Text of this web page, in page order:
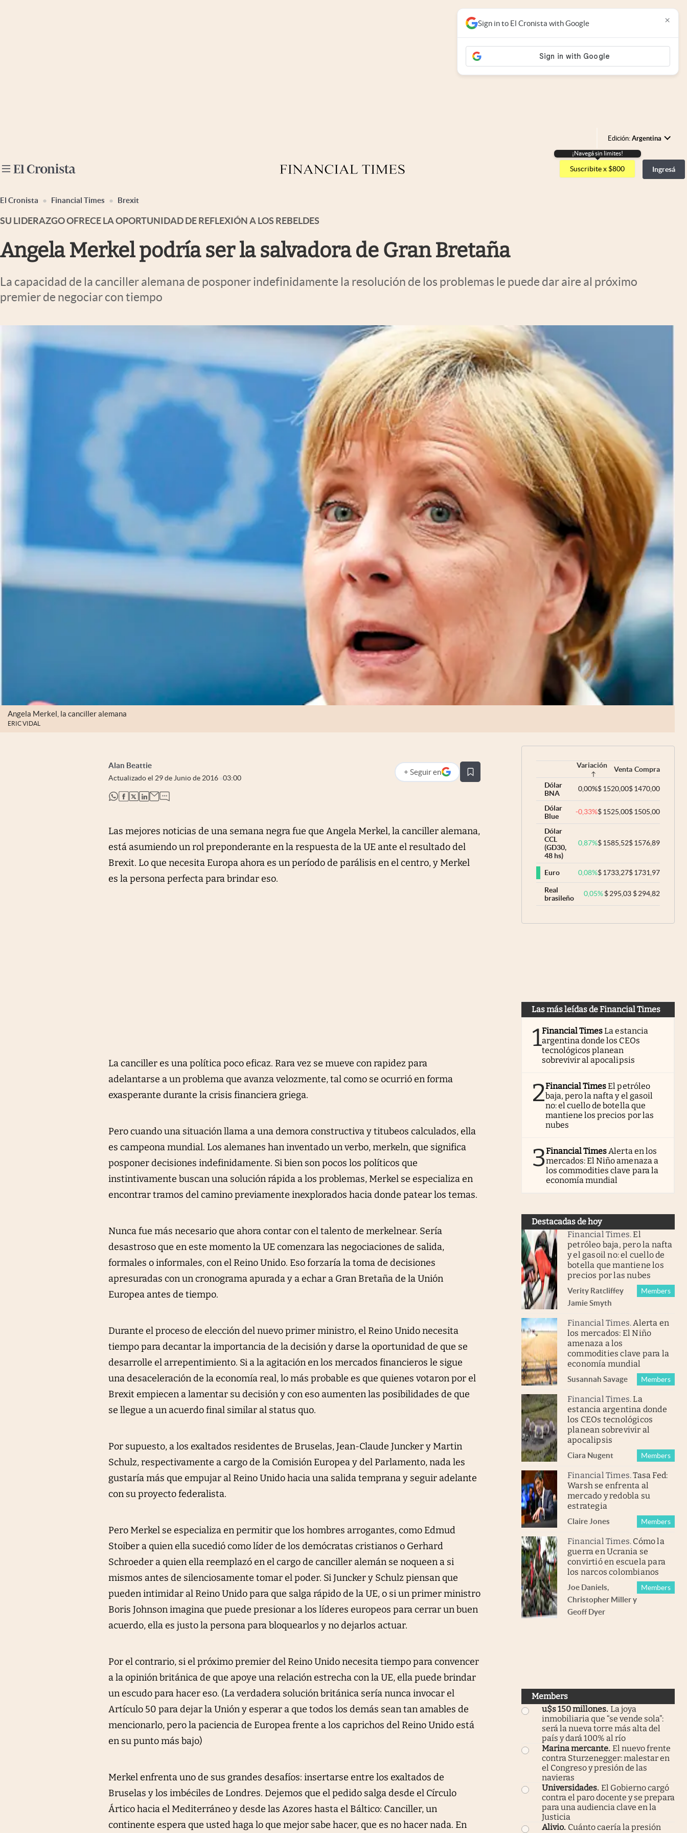
Edición: Argentina
Argentina
España
Otras secciones
Clase
Mundial 2026
¡Navegá sin limites!
Suscribite x $800 Ingresá
Sign in to El Cronista with Google ×
El Cronista Financial Times Brexit
SU LIDERAZGO OFRECE LA OPORTUNIDAD DE REFLEXIÓN A LOS REBELDES
Angela Merkel podría ser la salvadora de Gran Bretaña
La capacidad de la canciller alemana de posponer indefinidamente la resolución de los problemas le puede dar aire al próximo
premier de negociar con tiempo
Angela Merkel, la canciller alemana
ERIC VIDAL
Alan Beattie
Actualizado el 29 de Junio de 2016 03:00
+ Seguir en
abre en nueva pestaña
abre en nueva pestaña
abre en nueva pestaña
abre en nueva pestaña
abre en nueva pestaña
Las mejores noticias de una semana negra fue que Angela Merkel, la canciller alemana,
está asumiendo un rol preponderante en la respuesta de la UE ante el resultado del
Brexit. Lo que necesita Europa ahora es un período de parálisis en el centro, y Merkel
es la persona perfecta para brindar eso.
La canciller es una política poco eficaz. Rara vez se mueve con rapidez para
adelantarse a un problema que avanza velozmente, tal como se ocurrió en forma
exasperante durante la crisis financiera griega.
Pero cuando una situación llama a una demora constructiva y titubeos calculados, ella
es campeona mundial. Los alemanes han inventado un verbo, merkeln, que significa
posponer decisiones indefinidamente. Si bien son pocos los políticos que
instintivamente buscan una solución rápida a los problemas, Merkel se especializa en
encontrar tramos del camino previamente inexplorados hacia donde patear los temas.
Nunca fue más necesario que ahora contar con el talento de merkelnear. Sería
desastroso que en este momento la UE comenzara las negociaciones de salida,
formales o informales, con el Reino Unido. Eso forzaría la toma de decisiones
apresuradas con un cronograma apurada y a echar a Gran Bretaña de la Unión
Europea antes de tiempo.
Durante el proceso de elección del nuevo primer ministro, el Reino Unido necesita
tiempo para decantar la importancia de la decisión y darse la oportunidad de que se
desarrolle el arrepentimiento. Si a la agitación en los mercados financieros le sigue
una desaceleración de la economía real, lo más probable es que quienes votaron por el
Brexit empiecen a lamentar su decisión y con eso aumenten las posibilidades de que
se llegue a un acuerdo final similar al status quo.
Por supuesto, a los exaltados residentes de Bruselas, Jean-Claude Juncker y Martin
Schulz, respectivamente a cargo de la Comisión Europea y del Parlamento, nada les
gustaría más que empujar al Reino Unido hacia una salida temprana y seguir adelante
con su proyecto federalista.
Pero Merkel se especializa en permitir que los hombres arrogantes, como Edmud
Stoiber a quien ella sucedió como líder de los demócratas cristianos o Gerhard
Schroeder a quien ella reemplazó en el cargo de canciller alemán se noqueen a si
mismos antes de silenciosamente tomar el poder. Si Juncker y Schulz piensan que
pueden intimidar al Reino Unido para que salga rápido de la UE, o si un primer ministro
Boris Johnson imagina que puede presionar a los líderes europeos para cerrar un buen
acuerdo, ella es justo la persona para bloquearlos y no dejarlos actuar.
Por el contrario, si el próximo premier del Reino Unido necesita tiempo para convencer
a la opinión británica de que apoye una relación estrecha con la UE, ella puede brindar
un escudo para hacer eso. (La verdadera solución británica sería nunca invocar el
Artículo 50 para dejar la Unión y esperar a que todos los demás sean tan amables de
mencionarlo, pero la paciencia de Europea frente a los caprichos del Reino Unido está
en su punto más bajo)
Merkel enfrenta uno de sus grandes desafíos: insertarse entre los exaltados de
Bruselas y los imbéciles de Londres. Dejemos que el pedido salga desde el Círculo
Ártico hacia el Mediterráneo y desde las Azores hasta el Báltico: Canciller, un
continente espera que usted haga lo que mejor sabe hacer, que es no hacer nada. En
Variación Venta Compra
Dólar
BNA
0,00%$1520,00$1470,00
Dólar
Blue
-0,33%$1525,00$1505,00
Dólar
CCL
(GD30,
48 hs)
0,87%$1585,52$1576,89
Euro 0,08%$1733,27$1731,97
Real
brasileño
0,05% $295,03 $294,82
Las más leídas de Financial Times
1Financial TimesLa estancia
argentina donde los CEOs
tecnológicos planean
sobrevivir al apocalipsis
2Financial TimesEl petróleo
baja, pero la nafta y el gasoil
no: el cuello de botella que
mantiene los precios por las
nubes
3Financial Times Alerta en los
mercados: El Niño amenaza a
los commodities clave para la
economía mundial
Destacadas de hoy
Financial Times.El
petróleo baja, pero la nafta
y el gasoil no: el cuello de
botella que mantiene los
precios por las nubes
Verity Ratcliffey
Jamie Smyth
Members
Financial Times. Alerta en
los mercados: El Niño
amenaza a los
commodities clave para la
economía mundial
Susannah Savage Members
Financial Times.La
estancia argentina donde
los CEOs tecnológicos
planean sobrevivir al
apocalipsis
Ciara Nugent Members
Financial Times.Tasa Fed:
Warsh se enfrenta al
mercado y redobla su
estrategia
Claire Jones Members
Financial Times. Cómo la
guerra en Ucrania se
convirtió en escuela para
los narcos colombianos
Joe Daniels,
Christopher Millery
Geoff Dyer
Members
Members
u$s 150 millones. La joya
inmobiliaria que “se vende sola”:
será la nueva torre más alta del
país y dará 100% al río
Marina mercante. El nuevo frente
contra Sturzenegger: malestar en
el Congreso y presión de las
navieras
Universidades. El Gobierno cargó
contra el paro docente y se prepara
para una audiencia clave en la
Justicia
Alivio. Cuánto caería la presión